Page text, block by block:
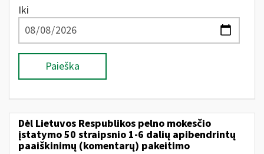
Iki
Paieška
Dėl Lietuvos Respublikos pelno mokesčio
įstatymo 50 straipsnio 1-6 dalių apibendrintų
paaiškinimų (komentarų) pakeitimo